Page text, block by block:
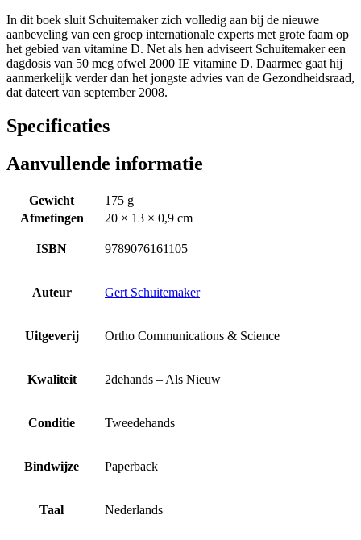
In dit boek sluit Schuitemaker zich volledig aan bij de nieuwe
aanbeveling van een groep internationale experts met grote faam op
het gebied van vitamine D. Net als hen adviseert Schuitemaker een
dagdosis van 50 mcg ofwel 2000 IE vitamine D. Daarmee gaat hij
aanmerkelijk verder dan het jongste advies van de Gezondheidsraad,
dat dateert van september 2008.
Specificaties
Aanvullende informatie
Gewicht
175 g
Afmetingen
20 × 13 × 0,9 cm
ISBN 9789076161105
Auteur Gert Schuitemaker
Uitgeverij Ortho Communications & Science
Kwaliteit 2dehands – Als Nieuw
Conditie Tweedehands
Bindwijze Paperback
Taal Nederlands